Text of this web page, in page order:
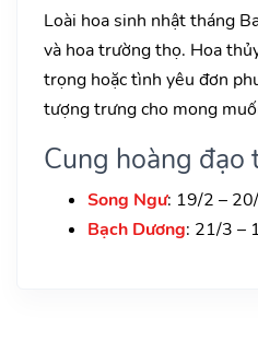
Loài hoa sinh nhật tháng
và hoa trường thọ. Hoa
trọng hoặc tình yêu đơn
tượng trưng cho mong
Cung hoàng
Song Ngư: 19/2 –
Bạch Dương: 21/3 –